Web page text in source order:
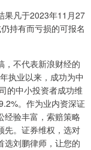
凡于2023年11月27
持有而亏损的可报名
不代表新浪财经的
执业以来，成功为中
的中小投资者成功维
。作为业内资深证
经验丰富，索赔策略
先。证券维权，选对
选刘鹏律师，让您的